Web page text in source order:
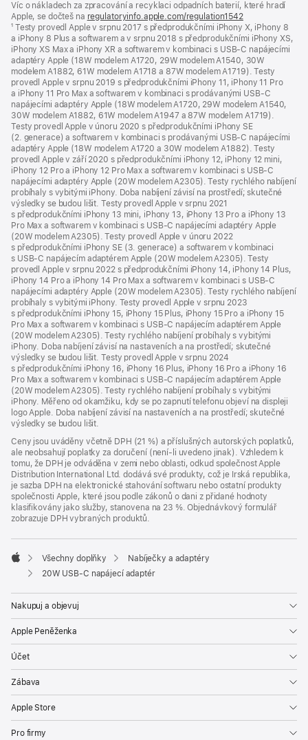
v novém
okně)
Víc o nákladech za zpracování a recyklaci odpadních baterií, které hradí
Apple, se dočteš na regulatoryinfo.apple.com/regulation1542(otevře
se
v novém
okně)
¹ Testy provedl Apple v srpnu 2017 s předprodukčními iPhony X, iPhony 8
a iPhony 8 Plus a softwarem a v srpnu 2018 s předprodukčními iPhony XS,
iPhony XS Max a iPhony XR a softwarem v kombinaci s USB‑C napájecími
adaptéry Apple (18W modelem A1720, 29W modelem A1540, 30W
modelem A1882, 61W modelem A1718 a 87W modelem A1719). Testy
provedl Apple v srpnu 2019 s předprodukčními iPhony 11, iPhony 11 Pro
a iPhony 11 Pro Max a softwarem v kombinaci s prodávanými USB‑C
napájecími adaptéry Apple (18W modelem A1720, 29W modelem A1540,
30W modelem A1882, 61W modelem A1947 a 87W modelem A1719).
Testy provedl Apple v únoru 2020 s předprodukčními iPhony SE
(2. generace) a softwarem v kombinaci s prodávanými USB‑C napájecími
adaptéry Apple (18W modelem A1720 a 30W modelem A1882). Testy
provedl Apple v září 2020 s předprodukčními iPhony 12, iPhony 12 mini,
iPhony 12 Pro a iPhony 12 Pro Max a softwarem v kombinaci s USB‑C
napájecími adaptéry Apple (20W modelem A2305). Testy rychlého nabíjení
probíhaly s vybitými iPhony. Doba nabíjení závisí na prostředí; skutečné
výsledky se budou lišit. Testy provedl Apple v srpnu 2021
s předprodukčními iPhony 13 mini, iPhony 13, iPhony 13 Pro a iPhony 13
Pro Max a softwarem v kombinaci s USB‑C napájecími adaptéry Apple
(20W modelem A2305). Testy provedl Apple v únoru 2022
s předprodukčními iPhony SE (3. generace) a softwarem v kombinaci
s USB-C napájecím adaptérem Apple (20W modelem A2305). Testy
provedl Apple v srpnu 2022 s předprodukčními iPhony 14, iPhony 14 Plus,
iPhony 14 Pro a iPhony 14 Pro Max a softwarem v kombinaci s USB‑C
napájecími adaptéry Apple (20W modelem A2305). Testy rychlého nabíjení
probíhaly s vybitými iPhony. Testy provedl Apple v srpnu 2023
s předprodukčními iPhony 15, iPhony 15 Plus, iPhony 15 Pro a iPhony 15
Pro Max a softwarem v kombinaci s USB‑C napájecím adaptérem Apple
(20W modelem A2305). Testy rychlého nabíjení probíhaly s vybitými
iPhony. Doba nabíjení závisí na nastaveních a na prostředí; skutečné
výsledky se budou lišit. Testy provedl Apple v srpnu 2024
s předprodukčními iPhony 16, iPhony 16 Plus, iPhony 16 Pro a iPhony 16
Pro Max a softwarem v kombinaci s USB‑C napájecím adaptérem Apple
(20W modelem A2305). Testy rychlého nabíjení probíhaly s vybitými
iPhony. Měřeno od okamžiku, kdy se po zapnutí telefonu objeví na displeji
logo Apple. Doba nabíjení závisí na nastaveních a na prostředí; skutečné
výsledky se budou lišit.
Ceny jsou uváděny včetně DPH (21 %) a příslušných autorských poplatků,
ale neobsahují poplatky za doručení (není-li uvedeno jinak). Vzhledem k
tomu, že DPH je odváděna v zemi nebo oblasti, odkud společnost Apple
Distribution International Ltd. dodává své produkty, což je Irská republika,
je sazba DPH na elektronické stahování softwaru nebo ostatní produkty
společnosti Apple, které jsou podle zákonů o dani z přidané hodnoty
klasifikovány jako služby, stanovena na 23 %. Objednávkový formulář
zobrazuje DPH vybraných produktů.
Apple
Všechny doplňky
Nabíječky a adaptéry
20W USB‑C napájecí adaptér
Nakupuj a objevuj
Apple Peněženka
Účet
Zábava
Apple Store
Pro firmy